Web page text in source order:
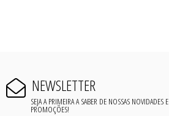
NEWSLETTER
SEJA A PRIMEIRA A SABER DE NOSSAS NOVIDADES E
PROMOÇÕES!